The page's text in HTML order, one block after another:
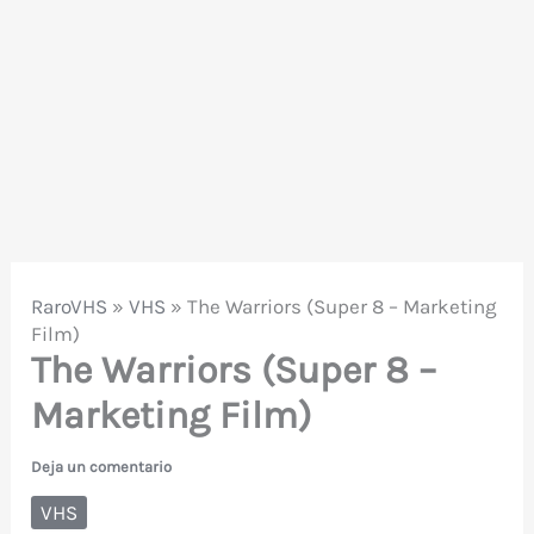
RaroVHS »VHS »The Warriors (Super 8 – Marketing
Film)
The Warriors (Super 8 –
Marketing Film)
Deja un comentario
VHS